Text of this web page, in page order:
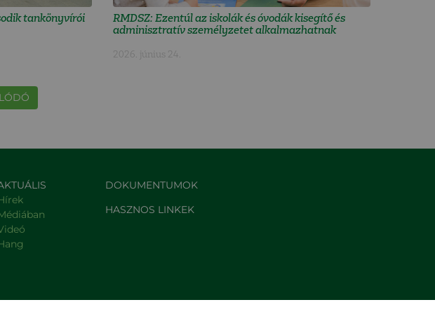
tankönyvírói
RMDSZ: Ezentúl az iskolák és óvodák kisegítő és
adminisztratív személyzetet alkalmazhatnak
2026. június 24.
DOKUMENTUMOK
HASZNOS LINKEK